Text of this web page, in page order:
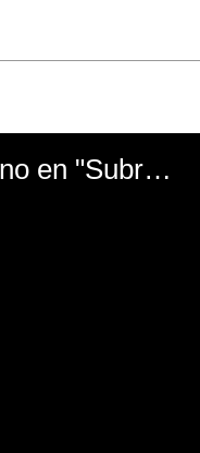
El mal momento de Yanina Gasañol con un hincha argentino en "Subrayado"